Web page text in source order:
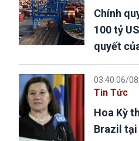
Chính
100 tỷ
quyết
03:40 06/
Tin Tức
Hoa Kỳ
Brazil